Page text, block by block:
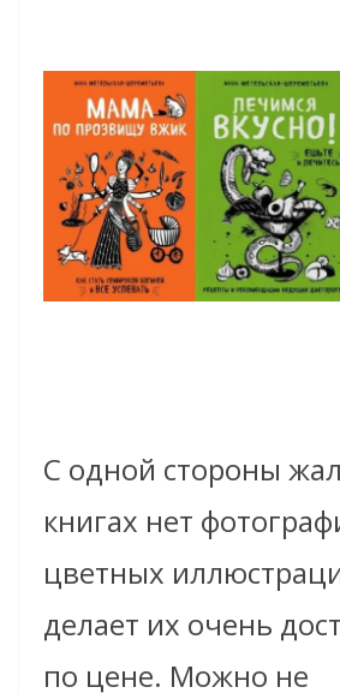
С одной стороны
книгах нет
цветных
делает их очень
по цене. Можно не